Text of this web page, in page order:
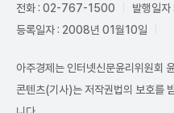
전화 : 02-767-1500
발행일
등록일자 : 2008년 01월10일
아주경제는 인터넷신문윤리위원회
콘텐츠(기사)는 저작권법의 보호를